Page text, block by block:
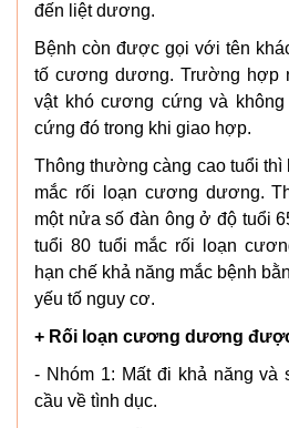
đến liệt dương.
Bệnh còn được gọi với tên
tố cương dương. Trường hợp
vật khó cương cứng và
cứng đó trong khi giao hợp.
Thông thường càng cao tuổi thì
mắc rối loạn cương dương.
một nửa số đàn ông ở độ tuổi
tuổi 80 tuổi mắc rối loạn
hạn chế khả năng mắc bệnh
yếu tố nguy cơ.
+ Rối loạn cương dương
- Nhóm 1: Mất đi khả năng và
cầu về tình dục.